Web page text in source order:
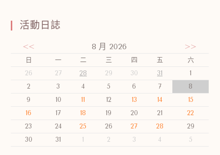
活動日誌
<< 8 月 2026 >>
日 一 二 三 四 五
六
26
27 28 29 30 31
1
2
3 4 5 6 7
8
9
10 11 12 13 14
15
16
17 18 19 20 21
22
23
24 25 26 27 28
29
30
31 1 2 3 4 5